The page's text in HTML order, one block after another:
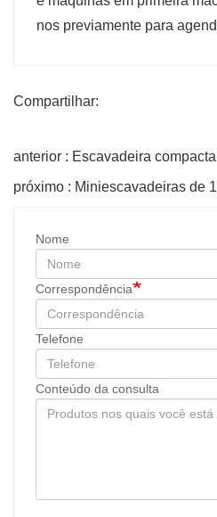
nos previamente para
Compartilhar:
anterior : Escavadeira
Nome
Correspondência
Telefone
Conteúdo da consulta